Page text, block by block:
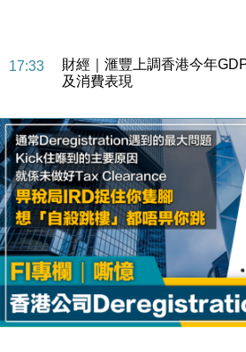
17:33
財經｜滙豐上調香港今年
及消費表現
損失近6900萬元
16:05
財經｜日經失守6.5萬點後回
15:47
財經｜恒隆10月換帥 玩具「
粦接任
15:11
財經｜韓股反覆波動收跌 連
13:44
財經｜內地7月美元計價出
差達1125億美元
12:44
財經｜日本春季三度入市撐